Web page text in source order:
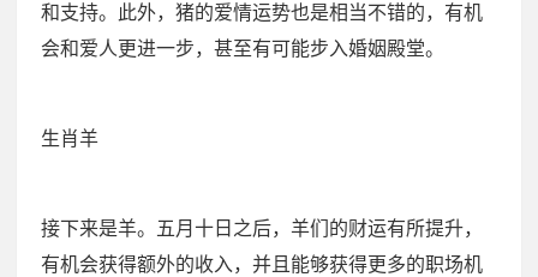
和支持。此外，猪的爱情运势也是相当不错的，有机
会和爱人更进一步，甚至有可能步入婚姻殿堂。
生肖羊
接下来是羊。五月十日之后，羊们的财运有所提升，
有机会获得额外的收入，并且能够获得更多的职场机